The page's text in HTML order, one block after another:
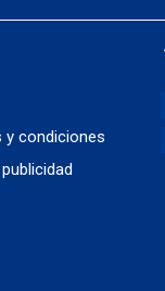
y condiciones